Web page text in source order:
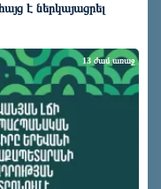
է ներկայացրել
13 ժամ առաջ